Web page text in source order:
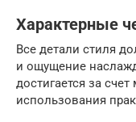
Характерные
Все детали стиля
и ощущение
достигается за
использования